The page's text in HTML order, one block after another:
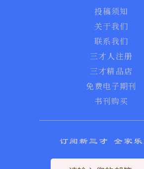
投稿须知
关于我们
联系我们
三才人注册
三才精品店
免费电子期刊
书刊购买
订阅新三才 全家乐